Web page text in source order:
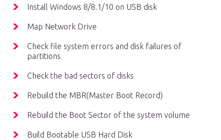
Install Windows 8/8.1/10 on USB disk
Map Network Drive
Check file system errors and disk failures of
partitions
Check the bad sectors of disks
Rebuild the MBR(Master Boot Record)
Rebuild the Boot Sector of the system volume
Build Bootable USB Hard Disk